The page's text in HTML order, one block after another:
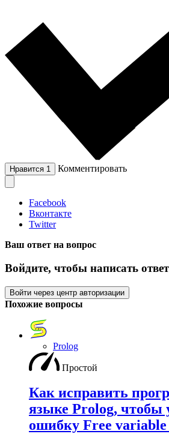
Нравится 1 Комментировать
Facebook
Вконтакте
Twitter
Ваш ответ на вопрос
Войдите, чтобы написать ответ
Войти через центр авторизации
Похожие вопросы
Prolog
Простой
Как исправить
языке Prolog, чтобы
ошибку Free variable